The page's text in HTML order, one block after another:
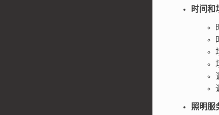
时间和
照明服